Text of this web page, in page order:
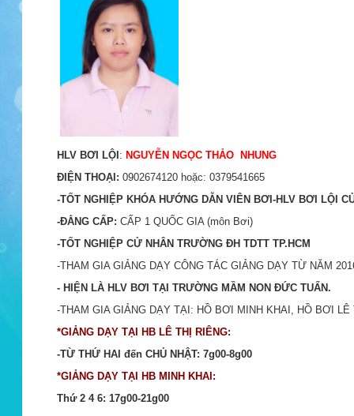
HLV BƠI LỘI : NGUYỄN NGỌC THẢO NHUNG
ĐIỆN THOẠI: 0902674120 hoặc: 0379541665
-TỐT NGHIỆP KHÓA HƯỚNG DẪN VIÊN BƠI-HLV BƠI LỘI
-ĐẲNG CẤP: CẤP 1 QUỐC GIA (môn Bơi)
-TỐT NGHIỆP CỬ NHÂN TRƯỜNG ĐH TDTT TP.HCM
-THAM GIA GIẢNG DẠY CÔNG TÁC GIẢNG DẠY TỪ NĂM
- HIỆN LÀ HLV BƠI TẠI TRƯỜNG MẦM NON ĐỨC TUẤN.
-THAM GIA GIẢNG DẠY TẠI: HỒ BƠI MINH KHAI, HỒ BƠI LÊ
*GIẢNG DẠY TẠI HB LÊ THỊ RIÊNG:
-TỪ THỨ HAI đến CHỦ NHẬT: 7g00-8g00
*GIẢNG DẠY TẠI HB MINH KHAI:
Thứ 2 4 6: 17g00-21g00